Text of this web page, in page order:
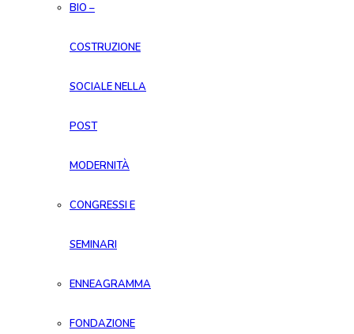
BIO –
COSTRUZIONE
SOCIALE NELLA
POST
MODERNITÀ
CONGRESSI E
SEMINARI
ENNEAGRAMMA
FONDAZIONE